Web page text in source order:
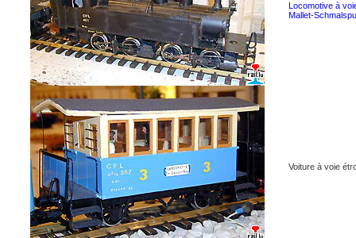
Locomotive à
Mallet-
Voiture à voie